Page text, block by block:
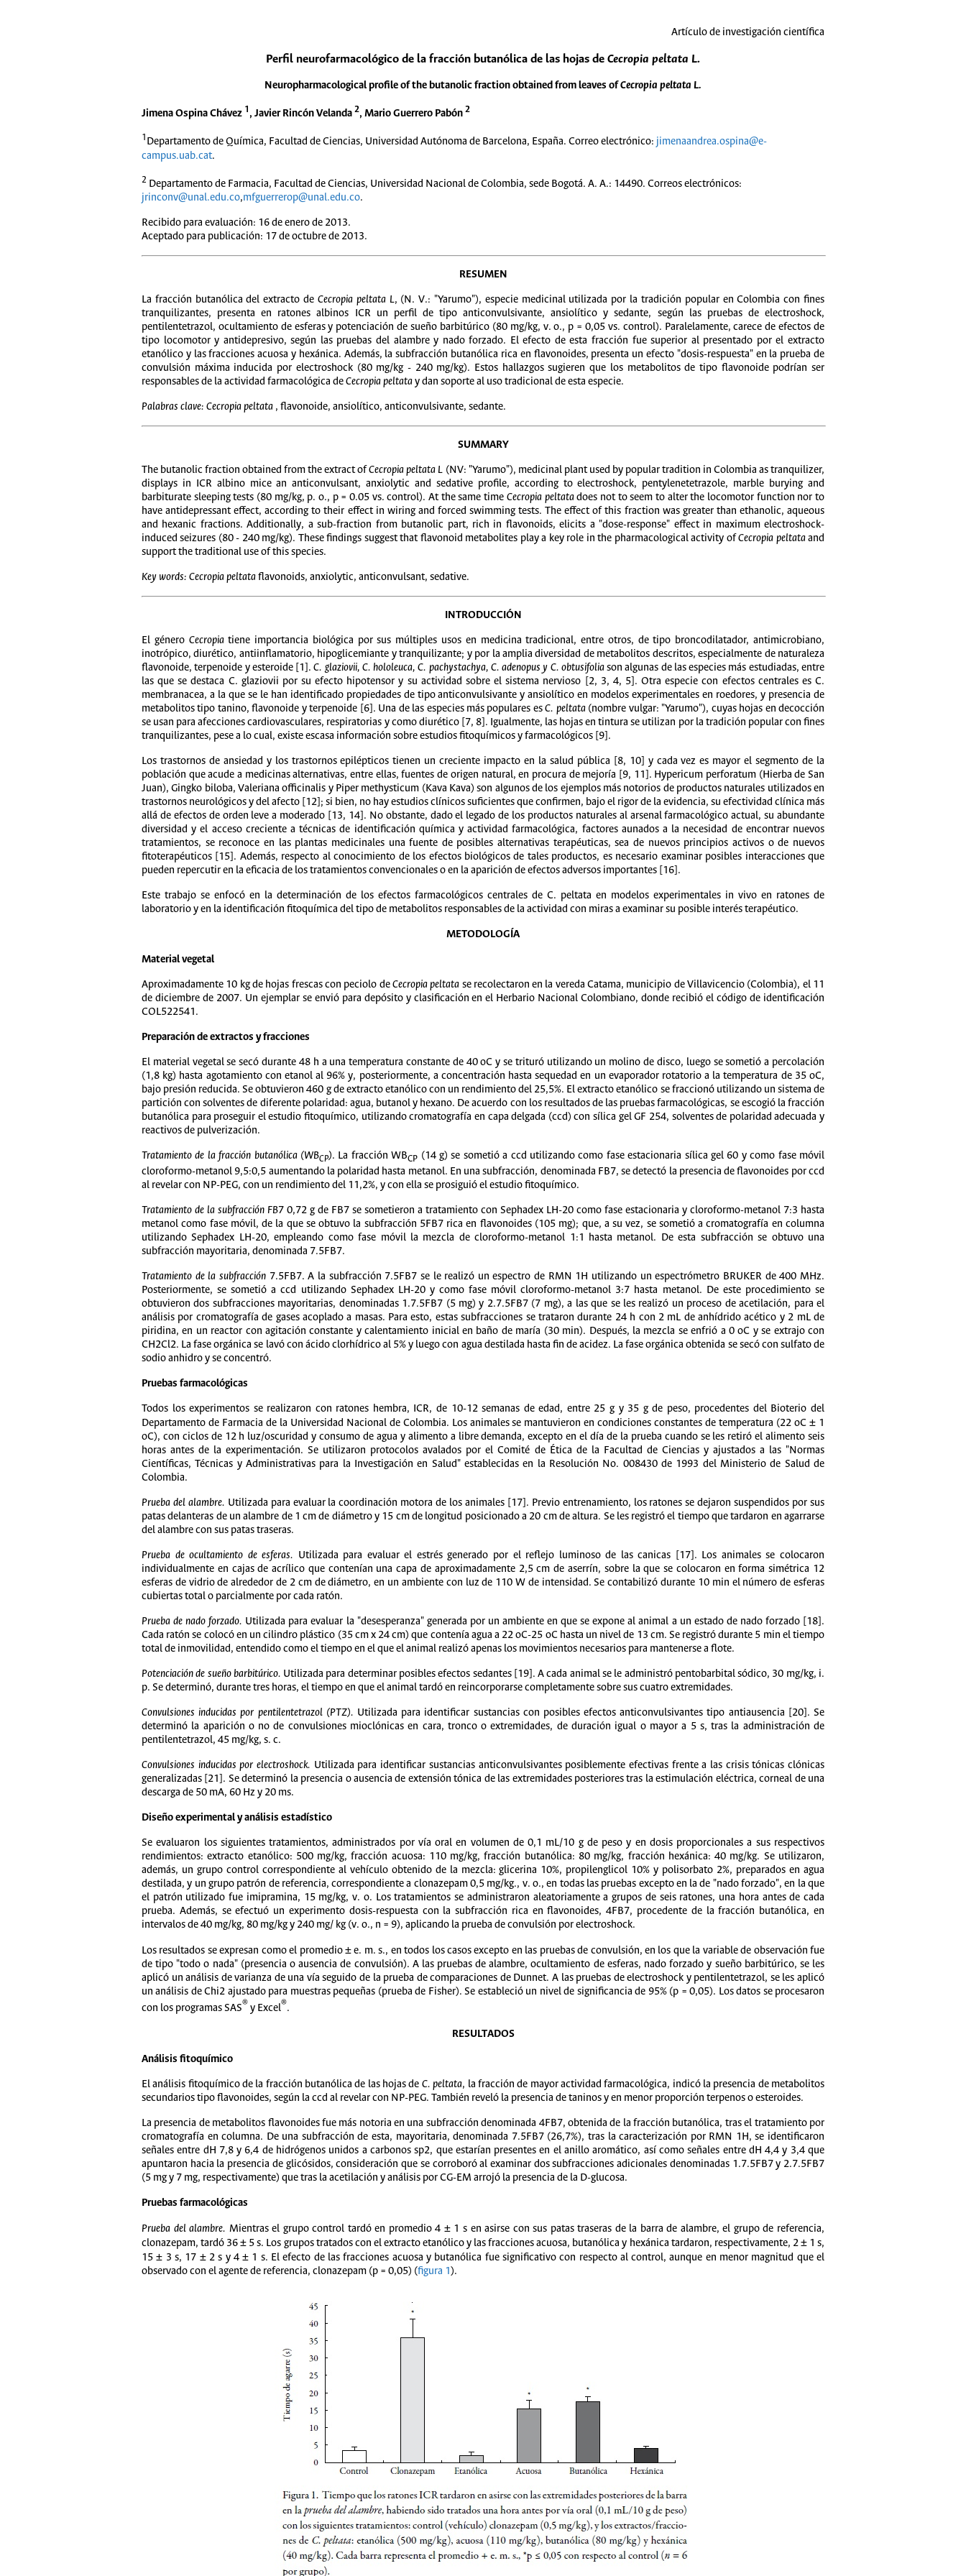
Artículo de investigación científica
Perfil neurofarmacológico de la fracción butanólica de las hojas de Cecropia peltata L.
Neuropharmacological profile of the butanolic fraction obtained from leaves ofCecropia peltata L.
Jimena Ospina Chávez 1 , Javier Rincón Velanda 2, Mario Guerrero Pabón 2
1 Departamento de Química, Facultad de Ciencias, Universidad Autónoma de Barcelona, España. Correo electrónico: jimenaandrea.ospina@e-
campus.uab.cat.
2 Departamento de Farmacia, Facultad de Ciencias, Universidad Nacional de Colombia, sede Bogotá. A. A.: 14490. Correos electrónicos:
jrinconv@unal.edu.co,mfguerrerop@unal.edu.co.
Recibido para evaluación: 16 de enero de 2013.
Aceptado para publicación: 17 de octubre de 2013.
RESUMEN
La fracción butanólica del extracto de Cecropia peltata L, (N. V.: "Yarumo"), especie medicinal utilizada por la tradición popular en Colombia con fines
tranquilizantes, presenta en ratones albinos ICR un perfil de tipo anticonvulsivante, ansiolítico y sedante, según las pruebas de electroshock,
pentilentetrazol, ocultamiento de esferas y potenciación de sueño barbitúrico (80 mg/kg, v. o., p = 0,05 vs. control). Paralelamente, carece de efectos de
tipo locomotor y antidepresivo, según las pruebas del alambre y nado forzado. El efecto de esta fracción fue superior al presentado por el extracto
etanólico y las fracciones acuosa y hexánica. Además, la subfracción butanólica rica en flavonoides, presenta un efecto "dosis-respuesta" en la prueba de
convulsión máxima inducida por electroshock (80 mg/kg - 240 mg/kg). Estos hallazgos sugieren que los metabolitos de tipo flavonoide podrían ser
responsables de la actividad farmacológica deCecropia peltatay dan soporte al uso tradicional de esta especie.
Palabras clave: Cecropia peltata , flavonoide, ansiolítico, anticonvulsivante, sedante.
SUMMARY
The butanolic fraction obtained from the extract ofCecropia peltata L (NV: "Yarumo"), medicinal plant used by popular tradition in Colombia as tranquilizer,
displays in ICR albino mice an anticonvulsant, anxiolytic and sedative profile, according to electroshock, pentylenetetrazole, marble burying and
barbiturate sleeping tests (80 mg/kg, p. o., p = 0.05 vs. control). At the same time Cecropia peltatadoes not to seem to alter the locomotor function nor to
have antidepressant effect, according to their effect in wiring and forced swimming tests. The effect of this fraction was greater than ethanolic, aqueous
and hexanic fractions. Additionally, a sub-fraction from butanolic part, rich in flavonoids, elicits a "dose-response" effect in maximum electroshock-
induced seizures (80 - 240 mg/kg). These findings suggest that flavonoid metabolites play a key role in the pharmacological activity ofCecropia peltataand
support the traditional use of this species.
Key words: Cecropia peltataflavonoids, anxiolytic, anticonvulsant, sedative.
INTRODUCCIÓN
El género Cecropiatiene importancia biológica por sus múltiples usos en medicina tradicional, entre otros, de tipo broncodilatador, antimicrobiano,
inotrópico, diurético, antiinflamatorio, hipoglicemiante y tranquilizante; y por la amplia diversidad de metabolitos descritos, especialmente de naturaleza
flavonoide, terpenoide y esteroide [1].C. glaziovii, C. hololeuca, C. pachystachya, C. adenopus y C. obtusifoliason algunas de las especies más estudiadas, entre
las que se destaca C. glaziovii por su efecto hipotensor y su actividad sobre el sistema nervioso [2, 3, 4, 5]. Otra especie con efectos centrales es C.
membranacea, a la que se le han identificado propiedades de tipo anticonvulsivante y ansiolítico en modelos experimentales en roedores, y presencia de
metabolitos tipo tanino, flavonoide y terpenoide [6]. Una de las especies más populares esC. peltata(nombre vulgar: "Yarumo"), cuyas hojas en decocción
se usan para afecciones cardiovasculares, respiratorias y como diurético [7, 8]. Igualmente, las hojas en tintura se utilizan por la tradición popular con fines
tranquilizantes, pese a lo cual, existe escasa información sobre estudios fitoquímicos y farmacológicos [9].
Los trastornos de ansiedad y los trastornos epilépticos tienen un creciente impacto en la salud pública [8, 10] y cada vez es mayor el segmento de la
población que acude a medicinas alternativas, entre ellas, fuentes de origen natural, en procura de mejoría [9, 11]. Hypericum perforatum (Hierba de San
Juan), Gingko biloba, Valeriana officinalis y Piper methysticum (Kava Kava) son algunos de los ejemplos más notorios de productos naturales utilizados en
trastornos neurológicos y del afecto [12]; si bien, no hay estudios clínicos suficientes que confirmen, bajo el rigor de la evidencia, su efectividad clínica más
allá de efectos de orden leve a moderado [13, 14]. No obstante, dado el legado de los productos naturales al arsenal farmacológico actual, su abundante
diversidad y el acceso creciente a técnicas de identificación química y actividad farmacológica, factores aunados a la necesidad de encontrar nuevos
tratamientos, se reconoce en las plantas medicinales una fuente de posibles alternativas terapéuticas, sea de nuevos principios activos o de nuevos
fitoterapéuticos [15]. Además, respecto al conocimiento de los efectos biológicos de tales productos, es necesario examinar posibles interacciones que
pueden repercutir en la eficacia de los tratamientos convencionales o en la aparición de efectos adversos importantes [16].
Este trabajo se enfocó en la determinación de los efectos farmacológicos centrales de C. peltata en modelos experimentales in vivo en ratones de
laboratorio y en la identificación fitoquímica del tipo de metabolitos responsables de la actividad con miras a examinar su posible interés terapéutico.
METODOLOGÍA
Material vegetal
Aproximadamente 10 kg de hojas frescas con peciolo deCecropia peltata se recolectaron en la vereda Catama, municipio de Villavicencio (Colombia), el 11
de diciembre de 2007. Un ejemplar se envió para depósito y clasificación en el Herbario Nacional Colombiano, donde recibió el código de identificación
COL522541.
Preparación de extractos y fracciones
El material vegetal se secó durante 48 h a una temperatura constante de 40 oC y se trituró utilizando un molino de disco, luego se sometió a percolación
(1,8 kg) hasta agotamiento con etanol al 96% y, posteriormente, a concentración hasta sequedad en un evaporador rotatorio a la temperatura de 35 oC,
bajo presión reducida. Se obtuvieron 460 g de extracto etanólico con un rendimiento del 25,5%. El extracto etanólico se fraccionó utilizando un sistema de
partición con solventes de diferente polaridad: agua, butanol y hexano. De acuerdo con los resultados de las pruebas farmacológicas, se escogió la fracción
butanólica para proseguir el estudio fitoquímico, utilizando cromatografía en capa delgada (ccd) con sílica gel GF 254, solventes de polaridad adecuada y
reactivos de pulverización.
Tratamiento de la fracción butanólica (WBCP). La fracción WBCP (14 g) se sometió a ccd utilizando como fase estacionaria sílica gel 60 y como fase móvil
cloroformo-metanol 9,5:0,5 aumentando la polaridad hasta metanol. En una subfracción, denominada FB7, se detectó la presencia de flavonoides por ccd
al revelar con NP-PEG, con un rendimiento del 11,2%, y con ella se prosiguió el estudio fitoquímico.
Tratamiento de la subfracción FB7 0,72 g de FB7 se sometieron a tratamiento con Sephadex LH-20 como fase estacionaria y cloroformo-metanol 7:3 hasta
metanol como fase móvil, de la que se obtuvo la subfracción 5FB7 rica en flavonoides (105 mg); que, a su vez, se sometió a cromatografía en columna
utilizando Sephadex LH-20, empleando como fase móvil la mezcla de cloroformo-metanol 1:1 hasta metanol. De esta subfracción se obtuvo una
subfracción mayoritaria, denominada 7.5FB7.
Tratamiento de la subfracción7.5FB7. A la subfracción 7.5FB7 se le realizó un espectro de RMN 1H utilizando un espectrómetro BRUKER de 400 MHz.
Posteriormente, se sometió a ccd utilizando Sephadex LH-20 y como fase móvil cloroformo-metanol 3:7 hasta metanol. De este procedimiento se
obtuvieron dos subfracciones mayoritarias, denominadas 1.7.5FB7 (5 mg) y 2.7.5FB7 (7 mg), a las que se les realizó un proceso de acetilación, para el
análisis por cromatografía de gases acoplado a masas. Para esto, estas subfracciones se trataron durante 24 h con 2 mL de anhídrido acético y 2 mL de
piridina, en un reactor con agitación constante y calentamiento inicial en baño de maría (30 min). Después, la mezcla se enfrió a 0 oC y se extrajo con
CH2Cl2. La fase orgánica se lavó con ácido clorhídrico al 5% y luego con agua destilada hasta fin de acidez. La fase orgánica obtenida se secó con sulfato de
sodio anhidro y se concentró.
Pruebas farmacológicas
Todos los experimentos se realizaron con ratones hembra, ICR, de 10-12 semanas de edad, entre 25 g y 35 g de peso, procedentes del Bioterio del
Departamento de Farmacia de la Universidad Nacional de Colombia. Los animales se mantuvieron en condiciones constantes de temperatura (22 oC ± 1
oC), con ciclos de 12 h luz/oscuridad y consumo de agua y alimento a libre demanda, excepto en el día de la prueba cuando se les retiró el alimento seis
horas antes de la experimentación. Se utilizaron protocolos avalados por el Comité de Ética de la Facultad de Ciencias y ajustados a las "Normas
Científicas, Técnicas y Administrativas para la Investigación en Salud" establecidas en la Resolución No. 008430 de 1993 del Ministerio de Salud de
Colombia.
Prueba del alambre. Utilizada para evaluar la coordinación motora de los animales [17]. Previo entrenamiento, los ratones se dejaron suspendidos por sus
patas delanteras de un alambre de 1 cm de diámetro y 15 cm de longitud posicionado a 20 cm de altura. Se les registró el tiempo que tardaron en agarrarse
del alambre con sus patas traseras.
Prueba de ocultamiento de esferas. Utilizada para evaluar el estrés generado por el reflejo luminoso de las canicas [17]. Los animales se colocaron
individualmente en cajas de acrílico que contenían una capa de aproximadamente 2,5 cm de aserrín, sobre la que se colocaron en forma simétrica 12
esferas de vidrio de alrededor de 2 cm de diámetro, en un ambiente con luz de 110 W de intensidad. Se contabilizó durante 10 min el número de esferas
cubiertas total o parcialmente por cada ratón.
Prueba de nado forzado. Utilizada para evaluar la "desesperanza" generada por un ambiente en que se expone al animal a un estado de nado forzado [18].
Cada ratón se colocó en un cilindro plástico (35 cm x 24 cm) que contenía agua a 22 oC-25 oC hasta un nivel de 13 cm. Se registró durante 5 min el tiempo
total de inmovilidad, entendido como el tiempo en el que el animal realizó apenas los movimientos necesarios para mantenerse a flote.
Potenciación de sueño barbitúrico. Utilizada para determinar posibles efectos sedantes [19]. A cada animal se le administró pentobarbital sódico, 30 mg/kg, i.
p. Se determinó, durante tres horas, el tiempo en que el animal tardó en reincorporarse completamente sobre sus cuatro extremidades.
Convulsiones inducidas por pentilentetrazol (PTZ). Utilizada para identificar sustancias con posibles efectos anticonvulsivantes tipo antiausencia [20]. Se
determinó la aparición o no de convulsiones mioclónicas en cara, tronco o extremidades, de duración igual o mayor a 5 s, tras la administración de
pentilentetrazol, 45 mg/kg, s. c.
Convulsiones inducidas por electroshock. Utilizada para identificar sustancias anticonvulsivantes posiblemente efectivas frente a las crisis tónicas clónicas
generalizadas [21]. Se determinó la presencia o ausencia de extensión tónica de las extremidades posteriores tras la estimulación eléctrica, corneal de una
descarga de 50 mA, 60 Hz y 20 ms.
Diseño experimental y análisis estadístico
Se evaluaron los siguientes tratamientos, administrados por vía oral en volumen de 0,1 mL/10 g de peso y en dosis proporcionales a sus respectivos
rendimientos: extracto etanólico: 500 mg/kg, fracción acuosa: 110 mg/kg, fracción butanólica: 80 mg/kg, fracción hexánica: 40 mg/kg. Se utilizaron,
además, un grupo control correspondiente al vehículo obtenido de la mezcla: glicerina 10%, propilenglicol 10% y polisorbato 2%, preparados en agua
destilada, y un grupo patrón de referencia, correspondiente a clonazepam 0,5 mg/kg., v. o., en todas las pruebas excepto en la de "nado forzado", en la que
el patrón utilizado fue imipramina, 15 mg/kg, v. o. Los tratamientos se administraron aleatoriamente a grupos de seis ratones, una hora antes de cada
prueba. Además, se efectuó un experimento dosis-respuesta con la subfracción rica en flavonoides, 4FB7, procedente de la fracción butanólica, en
intervalos de 40 mg/kg, 80 mg/kg y 240 mg/ kg (v. o., n = 9), aplicando la prueba de convulsión por electroshock.
Los resultados se expresan como el promedio ± e. m. s., en todos los casos excepto en las pruebas de convulsión, en los que la variable de observación fue
de tipo "todo o nada" (presencia o ausencia de convulsión). A las pruebas de alambre, ocultamiento de esferas, nado forzado y sueño barbitúrico, se les
aplicó un análisis de varianza de una vía seguido de la prueba de comparaciones de Dunnet. A las pruebas de electroshock y pentilentetrazol, se les aplicó
un análisis de Chi2 ajustado para muestras pequeñas (prueba de Fisher). Se estableció un nivel de significancia de 95% (p = 0,05). Los datos se procesaron
con los programas SAS® y Excel®.
RESULTADOS
Análisis fitoquímico
El análisis fitoquímico de la fracción butanólica de las hojas de C. peltata, la fracción de mayor actividad farmacológica, indicó la presencia de metabolitos
secundarios tipo flavonoides, según la ccd al revelar con NP-PEG. También reveló la presencia de taninos y en menor proporción terpenos o esteroides.
La presencia de metabolitos flavonoides fue más notoria en una subfracción denominada 4FB7, obtenida de la fracción butanólica, tras el tratamiento por
cromatografía en columna. De una subfracción de esta, mayoritaria, denominada 7.5FB7 (26,7%), tras la caracterización por RMN 1H, se identificaron
señales entre dH 7,8 y 6,4 de hidrógenos unidos a carbonos sp2, que estarían presentes en el anillo aromático, así como señales entre dH 4,4 y 3,4 que
apuntaron hacia la presencia de glicósidos, consideración que se corroboró al examinar dos subfracciones adicionales denominadas 1.7.5FB7 y 2.7.5FB7
(5 mg y 7 mg, respectivamente) que tras la acetilación y análisis por CG-EM arrojó la presencia de la D-glucosa.
Pruebas farmacológicas
Prueba del alambre. Mientras el grupo control tardó en promedio 4 ± 1 s en asirse con sus patas traseras de la barra de alambre, el grupo de referencia,
clonazepam, tardó 36 ± 5 s. Los grupos tratados con el extracto etanólico y las fracciones acuosa, butanólica y hexánica tardaron, respectivamente, 2 ± 1 s,
15 ± 3 s, 17 ± 2 s y 4 ± 1 s. El efecto de las fracciones acuosa y butanólica fue significativo con respecto al control, aunque en menor magnitud que el
observado con el agente de referencia, clonazepam (p = 0,05) (figura 1).